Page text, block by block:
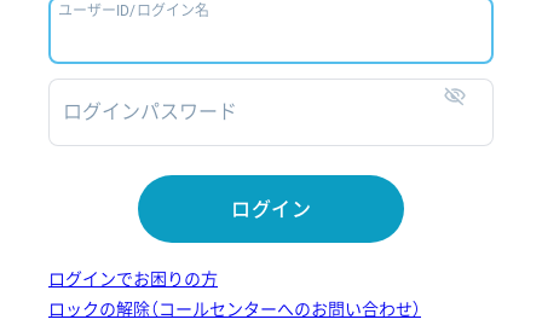
ユーザーID/ログイン名
ログインパスワード
ログイン
ログインでお困りの方
ロックの解除（コールセンターへのお問い合わせ）